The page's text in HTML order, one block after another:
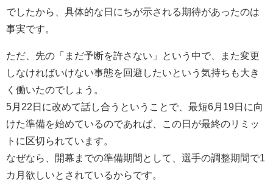
でしたから、具体的な日にちが示される期待があったのは
事実です。
ただ、先の「まだ予断を許さない」という中で、また変更
しなければいけない事態を回避したいという気持ちも大き
く働いたのでしょう。
5月22日に改めて話し合うということで、最短6月19日に向
けた準備を始めているのであれば、この日が最終のリミッ
トに区切られています。
なぜなら、開幕までの準備期間として、選手の調整期間で1
カ月欲しいとされているからです。